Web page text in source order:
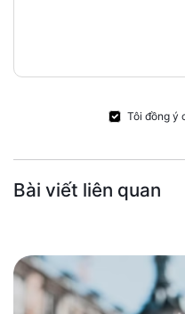
Tôi đồng ý
Bài viết liên quan